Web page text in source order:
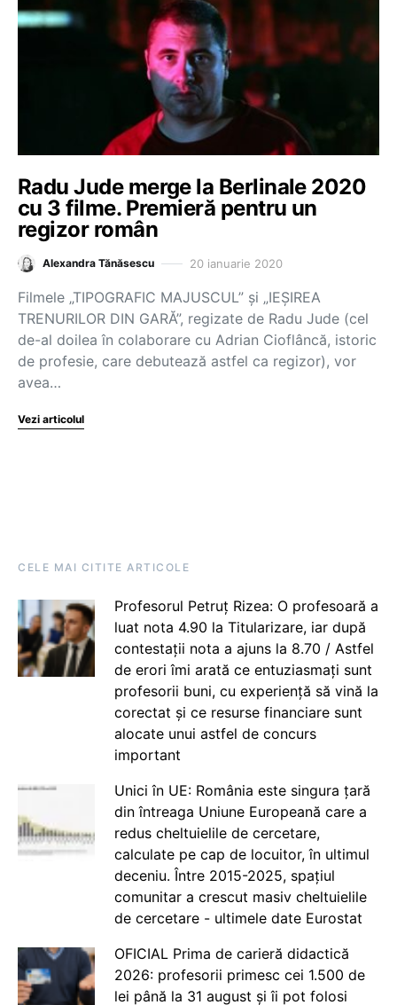
Radu Jude merge la Berlinale 2020
cu 3 filme. Premieră pentru un
regizor român
Alexandra Tănăsescu 20 ianuarie 2020
Filmele „TIPOGRAFIC MAJUSCUL” și „IEȘIREA
TRENURILOR DIN GARĂ”, regizate de Radu Jude (cel
de-al doilea în colaborare cu Adrian Cioflâncă, istoric
de profesie, care debutează astfel ca regizor), vor
avea…
Vezi articolul
CELE MAI CITITE ARTICOLE
Profesorul Petruț Rizea: O profesoară a
luat nota 4.90 la Titularizare, iar după
contestații nota a ajuns la 8.70 / Astfel
de erori îmi arată ce entuziasmați sunt
profesorii buni, cu experiență să vină la
corectat și ce resurse financiare sunt
alocate unui astfel de concurs
important
Unici în UE: România este singura țară
din întreaga Uniune Europeană care a
redus cheltuielile de cercetare,
calculate pe cap de locuitor, în ultimul
deceniu. Între 2015-2025, spațiul
comunitar a crescut masiv cheltuielile
de cercetare - ultimele date Eurostat
OFICIAL Prima de carieră didactică
2026: profesorii primesc cei 1.500 de
lei până la 31 august și îi pot folosi